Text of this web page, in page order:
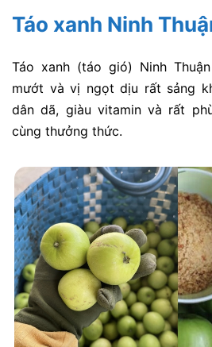
Táo xanh Ninh
Táo xanh (táo gió) Ninh
mướt và vị ngọt dịu rất sảng
dân dã, giàu vitamin và rất
cùng thưởng thức.